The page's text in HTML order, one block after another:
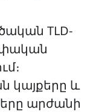
TLD-
կայքերը և
արժանի